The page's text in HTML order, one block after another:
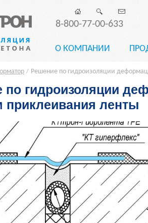
8-800-77-00-633
О КОМПАНИИ
/ Решение по гидроизоляции
по гидроизоляции
приклеивания ленты